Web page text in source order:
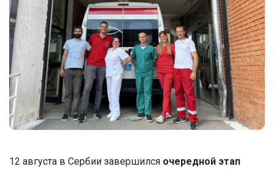
12 августа в Сербии завершился очередной этап